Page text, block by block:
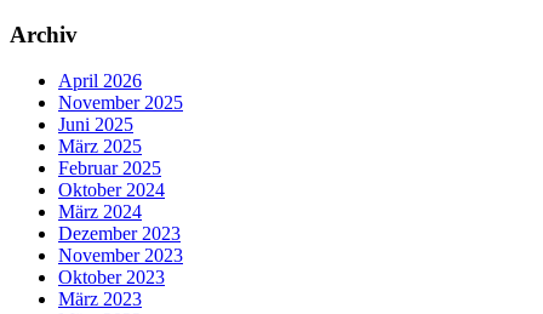
Archiv
April 2026
November 2025
Juni 2025
März 2025
Februar 2025
Oktober 2024
März 2024
Dezember 2023
November 2023
Oktober 2023
März 2023